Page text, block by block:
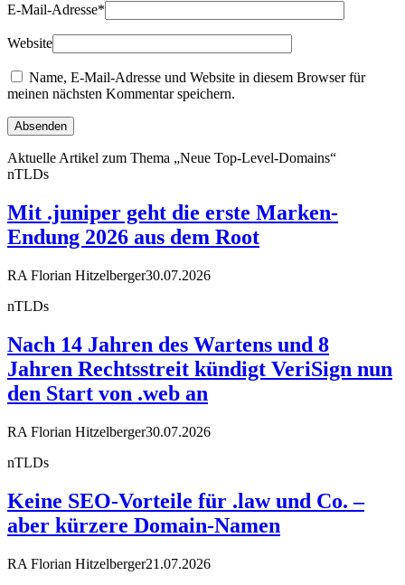
E-Mail-Adresse*
Website
Name, E-Mail-Adresse und Website in diesem Browser für
meinen nächsten Kommentar speichern.
Aktuelle Artikel zum Thema „Neue Top-Level-Domains“
nTLDs
Mit .juniper geht die erste Marken-
Endung 2026 aus dem Root
RA Florian Hitzelberger30.07.2026
nTLDs
Nach 14 Jahren des Wartens und 8
Jahren Rechtsstreit kündigt VeriSign nun
den Start von .web an
RA Florian Hitzelberger30.07.2026
nTLDs
Keine SEO-Vorteile für .law und Co. –
aber kürzere Domain-Namen
RA Florian Hitzelberger21.07.2026